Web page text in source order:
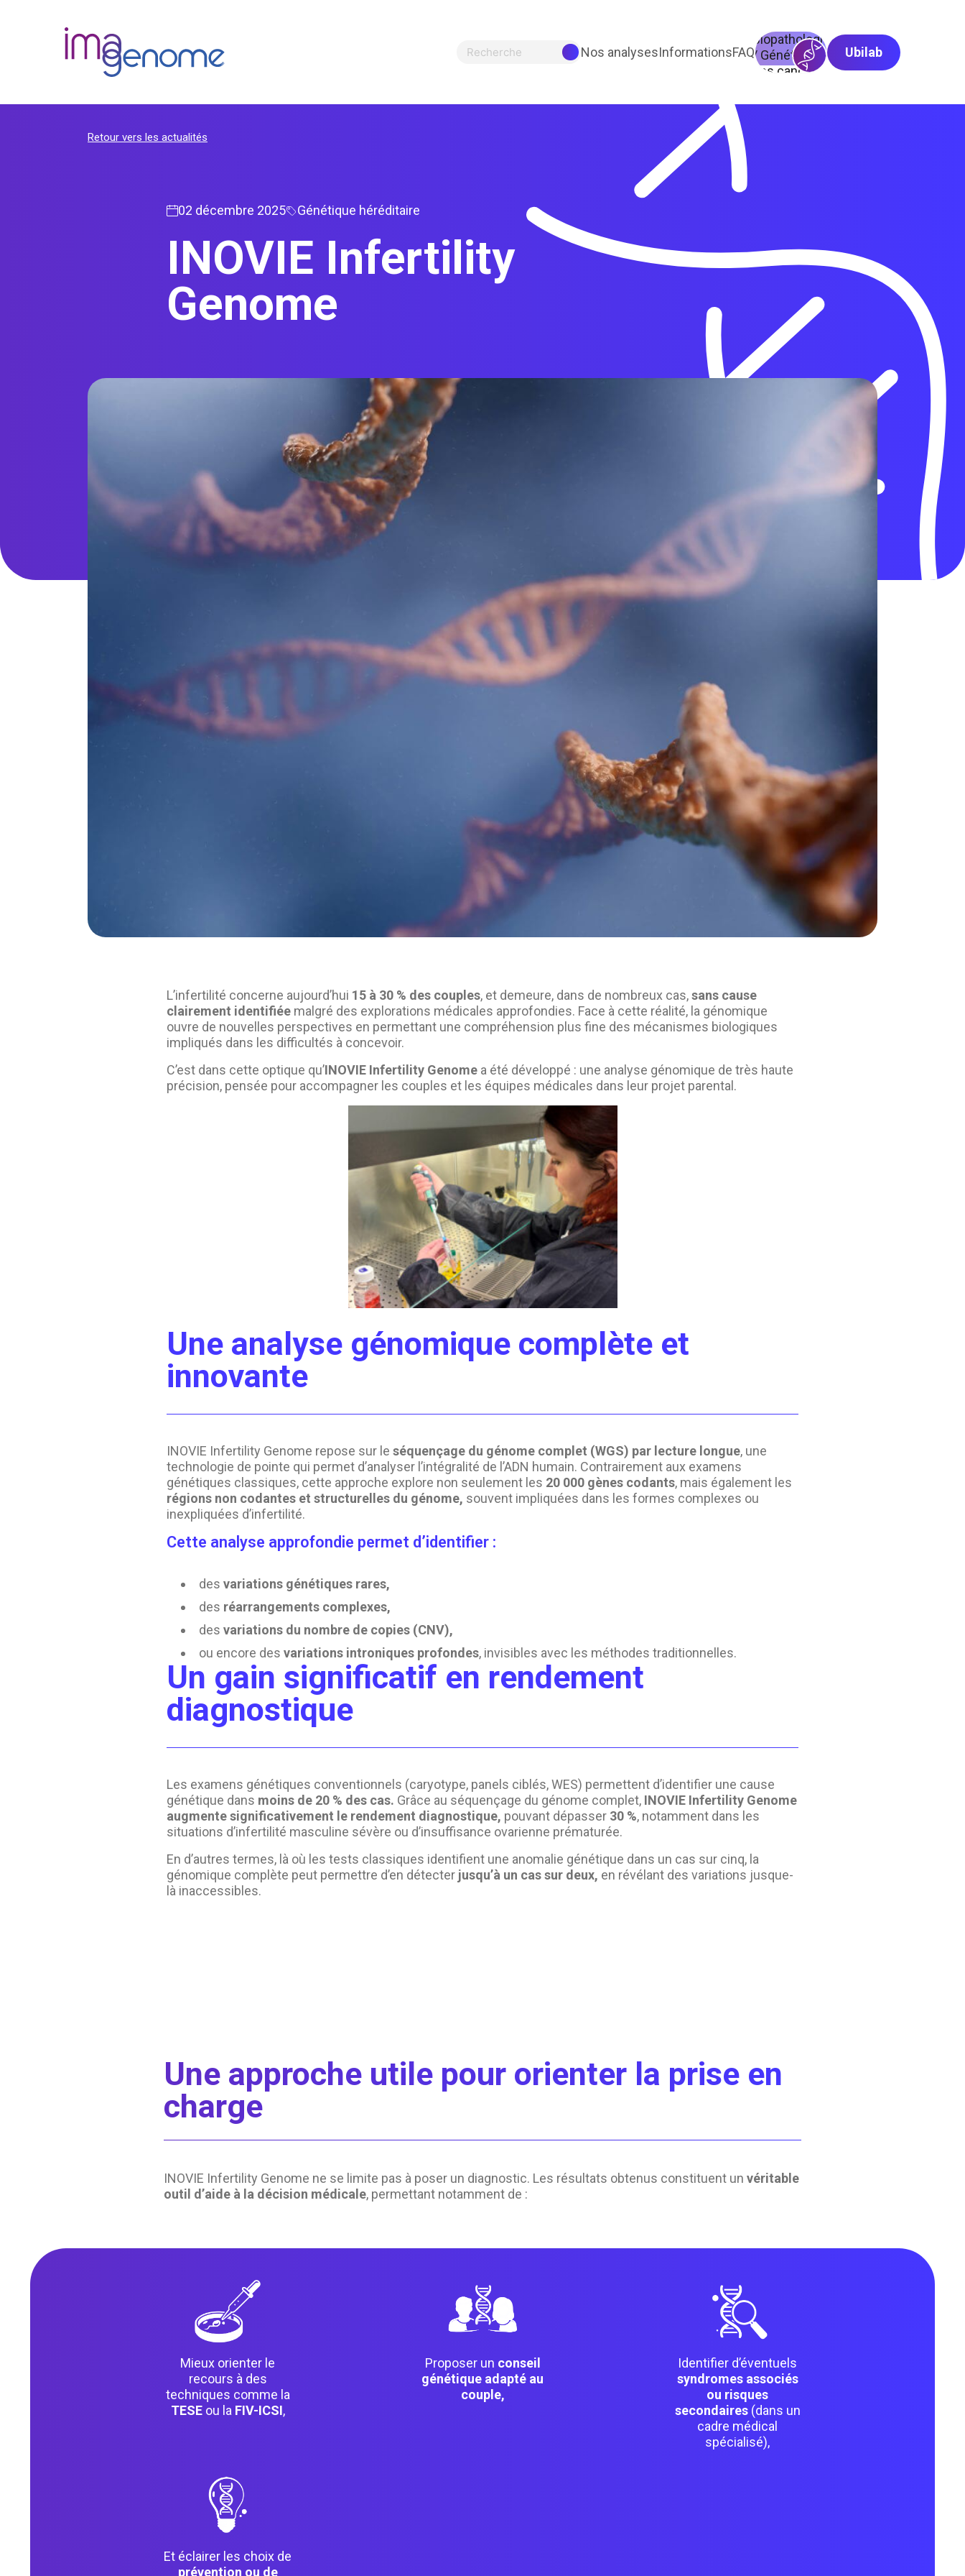
Recherche Nos analysesInformationsFAQ
Biopathologie
/ Génétique
des cancers
Ubilab
Retour vers les actualités
02 décembre 2025 Génétique héréditaire
INOVIE Infertility
Genome
L’infertilité concerne aujourd’hui 15 à 30 % des couples, et demeure, dans de nombreux cas,sans cause
clairement identifiée malgré des explorations médicales approfondies. Face à cette réalité, la génomique
ouvre de nouvelles perspectives en permettant une compréhension plus fine des mécanismes biologiques
impliqués dans les difficultés à concevoir.
C’est dans cette optique qu’INOVIE Infertility Genome a été développé : une analyse génomique de très haute
précision, pensée pour accompagner les couples et les équipes médicales dans leur projet parental.
Une analyse génomique complète et
innovante
INOVIE Infertility Genome repose sur le séquençage du génome complet (WGS) par lecture longue, une
technologie de pointe qui permet d’analyser l’intégralité de l’ADN humain. Contrairement aux examens
génétiques classiques, cette approche explore non seulement les 20 000 gènes codants, mais également les
régions non codantes et structurelles du génome, souvent impliquées dans les formes complexes ou
inexpliquées d’infertilité.
Cette analyse approfondie permet d’identifier :
des variations génétiques rares,
des réarrangements complexes,
des variations du nombre de copies (CNV),
ou encore des variations introniques profondes, invisibles avec les méthodes traditionnelles.
Un gain significatif en rendement
diagnostique
Les examens génétiques conventionnels (caryotype, panels ciblés, WES) permettent d’identifier une cause
génétique dans moins de 20 % des cas. Grâce au séquençage du génome complet, INOVIE Infertility Genome
augmente significativement le rendement diagnostique, pouvant dépasser 30 %, notamment dans les
situations d’infertilité masculine sévère ou d’insuffisance ovarienne prématurée.
En d’autres termes, là où les tests classiques identifient une anomalie génétique dans un cas sur cinq, la
génomique complète peut permettre d’en détecter jusqu’à un cas sur deux, en révélant des variations jusque-
là inaccessibles.
Une approche utile pour orienter la prise en
charge
INOVIE Infertility Genome ne se limite pas à poser un diagnostic. Les résultats obtenus constituent un véritable
outil d’aide à la décision médicale, permettant notamment de :
Mieux orienter le
recours à des
techniques comme la
TESE ou la FIV-ICSI,
Proposer un conseil
génétique adapté au
couple,
Identifier d’éventuels
syndromes associés
ou risques
secondaires(dans un
cadre médical
spécialisé),
Et éclairer les choix de
prévention ou de